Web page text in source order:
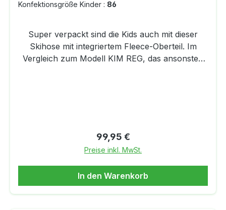
Konfektionsgröße Kinder : 86
Super verpackt sind die Kids auch mit dieser
Skihose mit integriertem Fleece-Oberteil. Im
Vergleich zum Modell KIM REG, das ansonsten
Regulärer Preis:
99,95 €
Preise inkl. MwSt.
In den Warenkorb